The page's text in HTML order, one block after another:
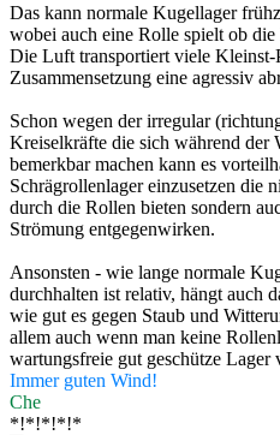
Das kann normale Kugellager
wobei auch eine Rolle spielt ob die
Die Luft transportiert viele Kleinst-
Zusammensetzung eine agressiv
Schon wegen der irregular
Kreiselkräfte die sich während der
bemerkbar machen kann es
Schrägrollenlager einzusetzen die
durch die Rollen bieten sondern
Strömung entgegenwirken.
Ansonsten - wie lange normale
durchhalten ist relativ, hängt auch
wie gut es gegen Staub und
allem auch wenn man keine
wartungsfreie gut geschütze Lager
Immer guten Wind!
Che
*!*!*!*!*